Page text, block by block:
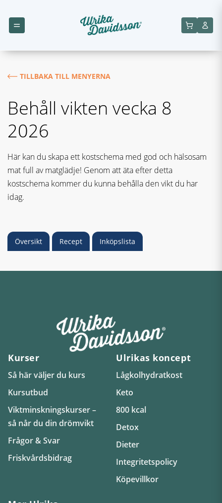
TILLBAKA TILL MENYERNA
Behåll vikten vecka 8
2026
Här kan du skapa ett kostschema med god och hälsosam
mat full av matglädje! Genom att äta efter detta
kostschema kommer du kunna behålla den vikt du har
idag.
Översikt Recept Inköpslista
Kurser
Så här väljer du kurs
Kursutbud
Viktminskningskurser –
så når du din drömvikt
Frågor & Svar
Friskvårdsbidrag
Ulrikas koncept
Lågkolhydratkost
Keto
800 kcal
Detox
Dieter
Integritetspolicy
Köpevillkor